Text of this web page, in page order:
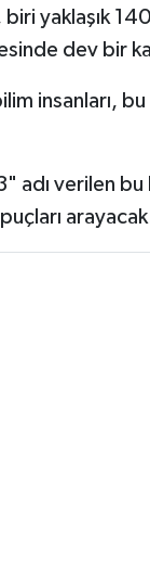
biri yaklaşık
dev bir
insanları,
adı verilen